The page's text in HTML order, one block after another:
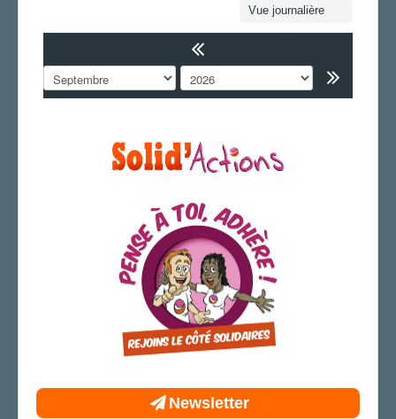
LA SARHDINRE
LA SECTION
Vue journalière
Newsletter